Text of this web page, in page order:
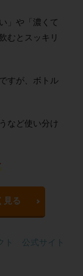
」や「濃くて
むとスッキリ
すが、ボトル
など使い分け
見る
ト 公式サイト